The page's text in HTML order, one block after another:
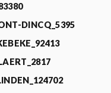
DINCQ_5395